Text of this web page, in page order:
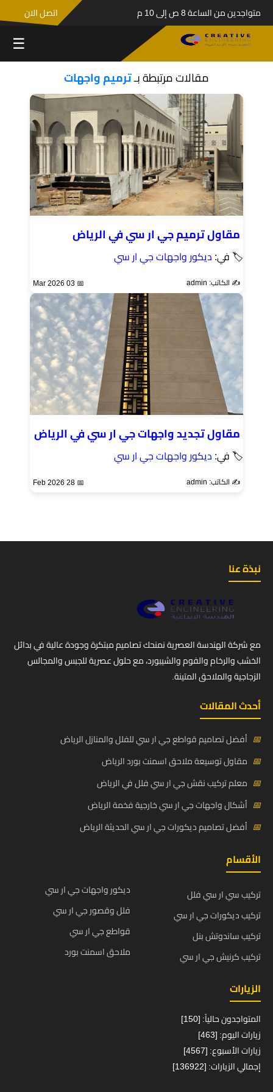
متواجدين من الساعة 8 ص إلى 10 م اتصل الان
☰
مقالات مرتبطة بـترميم واجهات
مقاول ترميم جي ار سي في الرياض
🏷 في: ديكور واجهات جي ار سي
✍️ الكاتب: admin 📅 03 Mar 2026
مقاول تجديد واجهات جي ار سي في الرياض
🏷 في: ديكور واجهات جي ار سي
✍️ الكاتب: admin 📅 28 Feb 2026
نبذة عنا
مع شركة الهندسة العصرية نمنحك تصاميم مبتكرة وجودة عالية في بدائل
الخشب والرخام والفوم والشيبورد، مع حلول عصرية للجبس والمجالس
الزجاجية والملاحق المتينة.
أحدث المقالات
📅 أفضل تصاميم قواطع جي ار سي للفلل والمنازل الرياض
📅 مقاول توسيعة ملاحق اسمنت بورد الرياض
📅 معلم تركيب نقش جي ار سي فلل في الرياض
📅 أشكال واجهات جي ار سي خارجية فخمة الرياض
📅 أفضل تصاميم ديكورات جي ار سي الحديثة الرياض
الأقسام
تركيب سي ار سي فلل
تركيب ديكورات جي ار سي
تركيب ساندوتش بنل
تركيب كرنيش جي ار سي
ديكور واجهات جي ار سي
فلل وقصور جي ار سي
قواطع جي ار سي
ملاحق اسمنت بورد
الزيارات
المتواجدون حالياً: [150]
زيارات اليوم: [463]
زيارات الأسبوع: [4567]
إجمالي الزيارات: [136922]